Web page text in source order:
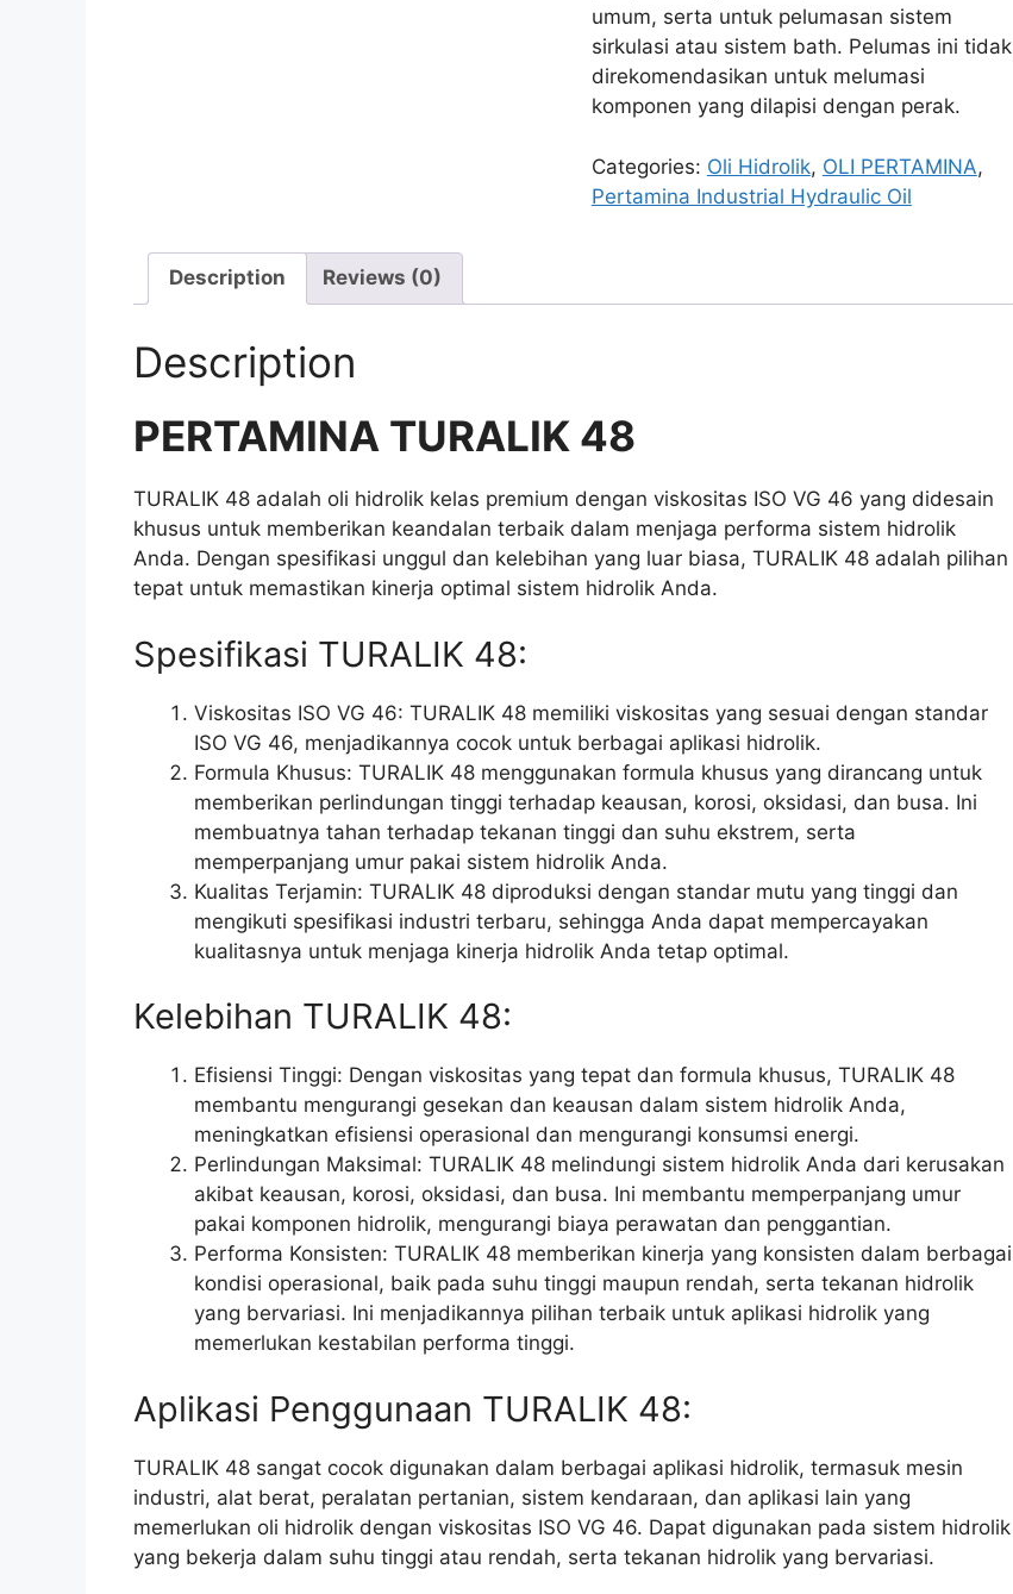
umum, serta untuk pelumasan sistem
sirkulasi atau sistem bath. Pelumas ini tidak
direkomendasikan untuk melumasi
komponen yang dilapisi dengan perak.
Categories: Oli Hidrolik, OLI PERTAMINA,
Pertamina Industrial Hydraulic Oil
Description Reviews (0)
Description
PERTAMINA TURALIK 48
TURALIK 48 adalah oli hidrolik kelas premium dengan viskositas ISO VG 46 yang didesain
khusus untuk memberikan keandalan terbaik dalam menjaga performa sistem hidrolik
Anda. Dengan spesifikasi unggul dan kelebihan yang luar biasa, TURALIK 48 adalah pilihan
tepat untuk memastikan kinerja optimal sistem hidrolik Anda.
Spesifikasi TURALIK 48:
Viskositas ISO VG 46: TURALIK 48 memiliki viskositas yang sesuai dengan standar
ISO VG 46, menjadikannya cocok untuk berbagai aplikasi hidrolik.
Formula Khusus: TURALIK 48 menggunakan formula khusus yang dirancang untuk
memberikan perlindungan tinggi terhadap keausan, korosi, oksidasi, dan busa. Ini
membuatnya tahan terhadap tekanan tinggi dan suhu ekstrem, serta
memperpanjang umur pakai sistem hidrolik Anda.
Kualitas Terjamin: TURALIK 48 diproduksi dengan standar mutu yang tinggi dan
mengikuti spesifikasi industri terbaru, sehingga Anda dapat mempercayakan
kualitasnya untuk menjaga kinerja hidrolik Anda tetap optimal.
Kelebihan TURALIK 48:
Efisiensi Tinggi: Dengan viskositas yang tepat dan formula khusus, TURALIK 48
membantu mengurangi gesekan dan keausan dalam sistem hidrolik Anda,
meningkatkan efisiensi operasional dan mengurangi konsumsi energi.
Perlindungan Maksimal: TURALIK 48 melindungi sistem hidrolik Anda dari kerusakan
akibat keausan, korosi, oksidasi, dan busa. Ini membantu memperpanjang umur
pakai komponen hidrolik, mengurangi biaya perawatan dan penggantian.
Performa Konsisten: TURALIK 48 memberikan kinerja yang konsisten dalam berbagai
kondisi operasional, baik pada suhu tinggi maupun rendah, serta tekanan hidrolik
yang bervariasi. Ini menjadikannya pilihan terbaik untuk aplikasi hidrolik yang
memerlukan kestabilan performa tinggi.
Aplikasi Penggunaan TURALIK 48:
TURALIK 48 sangat cocok digunakan dalam berbagai aplikasi hidrolik, termasuk mesin
industri, alat berat, peralatan pertanian, sistem kendaraan, dan aplikasi lain yang
memerlukan oli hidrolik dengan viskositas ISO VG 46. Dapat digunakan pada sistem hidrolik
yang bekerja dalam suhu tinggi atau rendah, serta tekanan hidrolik yang bervariasi.